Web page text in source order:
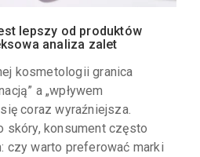
lepszy od produktów
analiza zalet
kosmetologii granica
a „wpływem
coraz wyraźniejsza.
skóry, konsument często
czy warto preferować marki